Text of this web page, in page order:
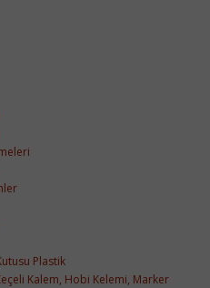
Plastik
Kalem, Hobi Kelemi, Marker